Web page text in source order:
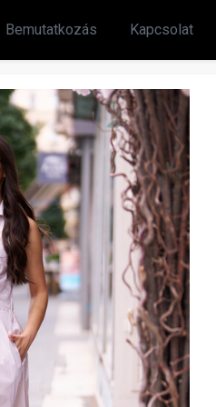
Bemutatkozás Kapcsolat